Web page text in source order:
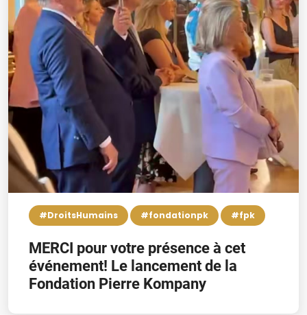
#DroitsHumains #fondationpk #fpk
MERCI pour votre présence à cet
événement! Le lancement de la
Fondation Pierre Kompany